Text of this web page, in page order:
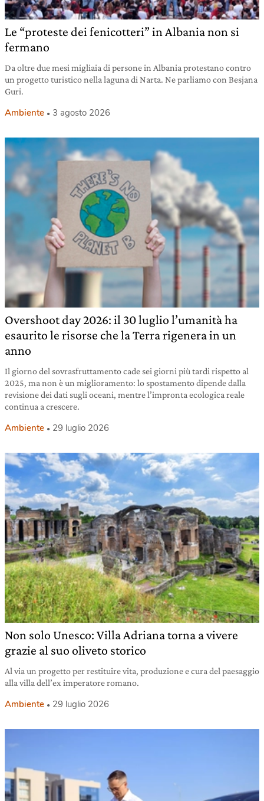
Le “proteste dei fenicotteri” in Albania non si
fermano
Da oltre due mesi migliaia di persone in Albania protestano contro
un progetto turistico nella laguna di Narta. Ne parliamo con Besjana
Guri.
Ambiente 3 agosto 2026
Overshoot day 2026: il 30 luglio l’umanità ha
esaurito le risorse che la Terra rigenera in un
anno
Il giorno del sovrasfruttamento cade sei giorni più tardi rispetto al
2025, ma non è un miglioramento: lo spostamento dipende dalla
revisione dei dati sugli oceani, mentre l’impronta ecologica reale
continua a crescere.
Ambiente 29 luglio 2026
Non solo Unesco: Villa Adriana torna a vivere
grazie al suo oliveto storico
Al via un progetto per restituire vita, produzione e cura del paesaggio
alla villa dell’ex imperatore romano.
Ambiente 29 luglio 2026